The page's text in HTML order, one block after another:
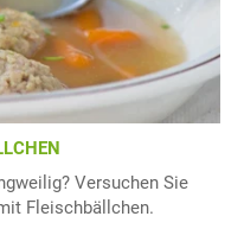
Versuchen Sie
Fleischbällchen.